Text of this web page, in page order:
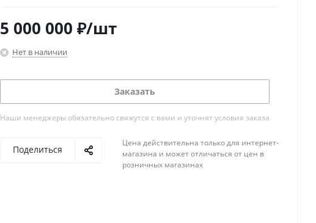
5 000 000 ₽/шт
Нет в наличии
Заказать
Наши менеджеры обязательно свяжутся с вами и уточнят условия заказа
Поделиться
Цена действительна только для интернет-
магазина и может отличаться от цен в
розничных магазинах